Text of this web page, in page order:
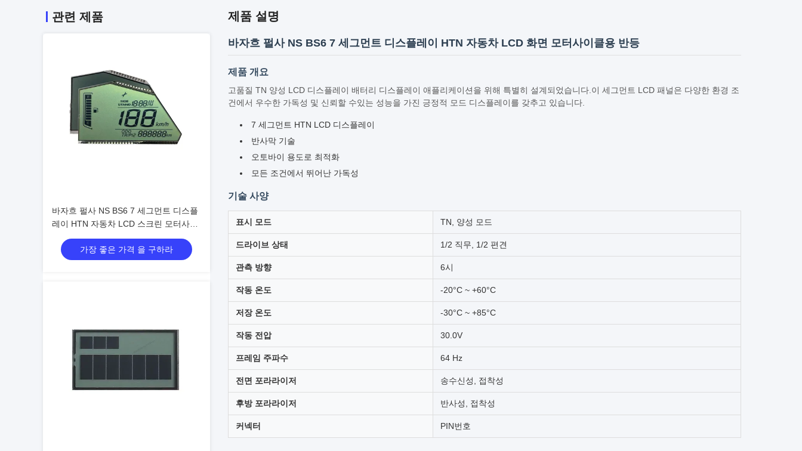
관련 제품
바자흐 펄사 NS BS6 7 세그먼트 디스플
레이 HTN 자동차 LCD 스크린 모터사이
클용 반등
가장 좋은 가격 을 구하라
제품 설명
바자흐 펄사 NS BS6 7 세그먼트 디스플레이 HTN 자동차 LCD 화면 모터사이클용 반등
제품 개요
고품질 TN 양성 LCD 디스플레이 배터리 디스플레이 애플리케이션을 위해 특별히 설계되었습니다.이 세그먼트 LCD 패널은 다양한 환경 조
건에서 우수한 가독성 및 신뢰할 수있는 성능을 가진 긍정적 모드 디스플레이를 갖추고 있습니다.
7 세그먼트 HTN LCD 디스플레이
반사막 기술
오토바이 용도로 최적화
모든 조건에서 뛰어난 가독성
기술 사양
표시 모드 TN, 양성 모드
드라이브 상태 1/2 직무, 1/2 편견
관측 방향 6시
작동 온도 -20°C ~ +60°C
저장 온도 -30°C ~ +85°C
작동 전압 30.0V
프레임 주파수 64 Hz
전면 포라라이저 송수신성, 접착성
후방 포라라이저 반사성, 접착성
커넥터 PIN번호